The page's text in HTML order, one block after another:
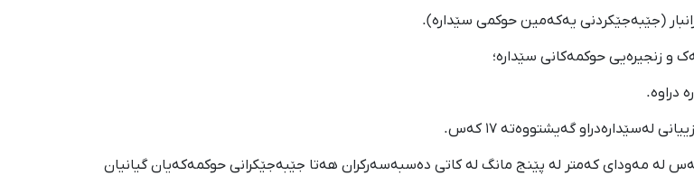
ئەم زنجیرە لەسێدارەدانەی ناڕازییانی بەفرانباری ١٤٠٤ کە تێیدا ١٧ کەس لە مەودای کەمتر لە پێنج مانگ لە کاتی دەسبەسەرکران هەتا جێبەجێکرانی حوکمەکەیان گیانیان